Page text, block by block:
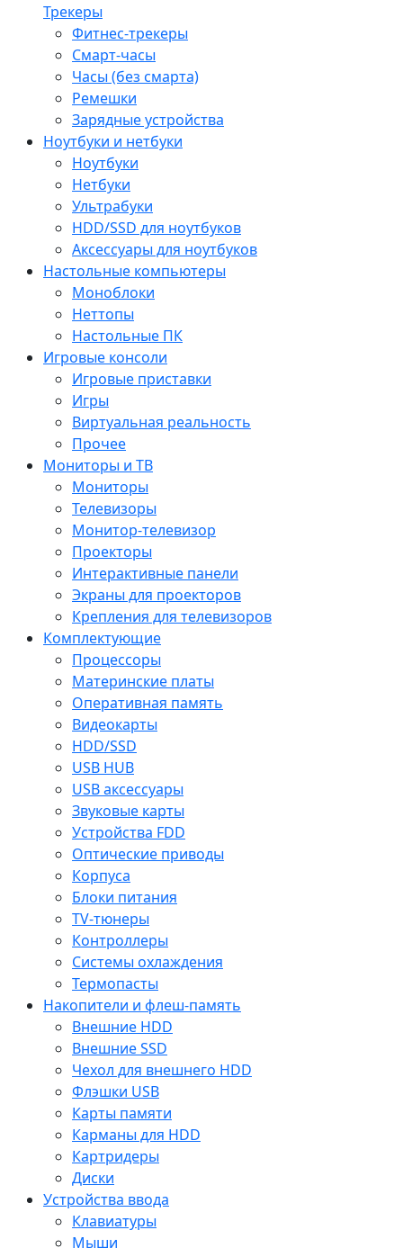
Трекеры
Фитнес-трекеры
Смарт-часы
Часы (без смарта)
Ремешки
Зарядные устройства
Ноутбуки и нетбуки
Ноутбуки
Нетбуки
Ультрабуки
HDD/SSD для ноутбуков
Аксессуары для ноутбуков
Настольные компьютеры
Моноблоки
Неттопы
Настольные ПК
Игровые консоли
Игровые приставки
Игры
Виртуальная реальность
Прочее
Мониторы и ТВ
Мониторы
Телевизоры
Монитор-телевизор
Проекторы
Интерактивные панели
Экраны для проекторов
Крепления для телевизоров
Комплектующие
Процессоры
Материнские платы
Оперативная память
Видеокарты
HDD/SSD
USB HUB
USB аксессуары
Звуковые карты
Устройства FDD
Оптические приводы
Корпуса
Блоки питания
TV-тюнеры
Контроллеры
Системы охлаждения
Термопасты
Накопители и флеш-память
Внешние HDD
Внешние SSD
Чехол для внешнего HDD
Флэшки USB
Карты памяти
Карманы для HDD
Картридеры
Диски
Устройства ввода
Клавиатуры
Мыши